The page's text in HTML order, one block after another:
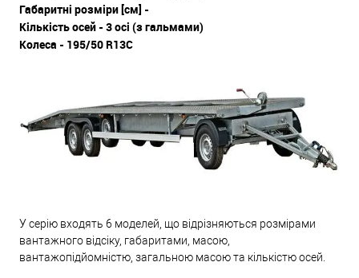
Габаритні розміри [см] -
Кількість осей - 3 осі (з гальмами)
Колеса - 195/50 R13C
У серію входять 6 моделей, що відрізняються розмірами
вантажного відсіку, габаритами, масою,
вантажопідйомністю, загальною масою та кількістю осей.